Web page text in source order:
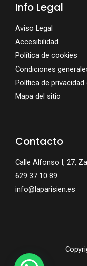
Info Legal
Aviso Legal
Accesibilidad
Política de cookies
Condiciones
Política de
Mapa del sitio
Contacto
Calle Alfonso I, 27,
629 37 10 89
info@laparisien.es